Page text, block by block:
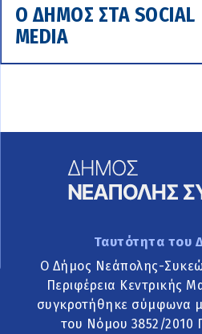
Ο ΔΗΜΟΣ ΣΤΑ SOCIAL
MEDIA
Ταυτότητα του
Ο Δήμος Νεάπολης-
Περιφέρεια Κεντρικής
συγκροτήθηκε σύμφωνα
του Νόμου 3852/2010